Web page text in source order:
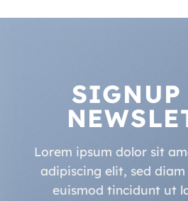
SUMMER
SIGNUP
Lorem ipsum dolor sit
adipiscing elit, sed
euismod tincidunt ut